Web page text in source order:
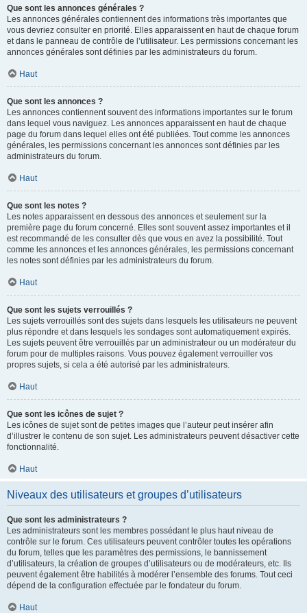
Que sont les annonces générales ?
Les annonces générales contiennent des informations très importantes que
vous devriez consulter en priorité. Elles apparaissent en haut de chaque forum
et dans le panneau de contrôle de l’utilisateur. Les permissions concernant les
annonces générales sont définies par les administrateurs du forum.
Haut
Que sont les annonces ?
Les annonces contiennent souvent des informations importantes sur le forum
dans lequel vous naviguez. Les annonces apparaissent en haut de chaque
page du forum dans lequel elles ont été publiées. Tout comme les annonces
générales, les permissions concernant les annonces sont définies par les
administrateurs du forum.
Haut
Que sont les notes ?
Les notes apparaissent en dessous des annonces et seulement sur la
première page du forum concerné. Elles sont souvent assez importantes et il
est recommandé de les consulter dès que vous en avez la possibilité. Tout
comme les annonces et les annonces générales, les permissions concernant
les notes sont définies par les administrateurs du forum.
Haut
Que sont les sujets verrouillés ?
Les sujets verrouillés sont des sujets dans lesquels les utilisateurs ne peuvent
plus répondre et dans lesquels les sondages sont automatiquement expirés.
Les sujets peuvent être verrouillés par un administrateur ou un modérateur du
forum pour de multiples raisons. Vous pouvez également verrouiller vos
propres sujets, si cela a été autorisé par les administrateurs.
Haut
Que sont les icônes de sujet ?
Les icônes de sujet sont de petites images que l’auteur peut insérer afin
d’illustrer le contenu de son sujet. Les administrateurs peuvent désactiver cette
fonctionnalité.
Haut
Niveaux des utilisateurs et groupes d’utilisateurs
Que sont les administrateurs ?
Les administrateurs sont les membres possédant le plus haut niveau de
contrôle sur le forum. Ces utilisateurs peuvent contrôler toutes les opérations
du forum, telles que les paramètres des permissions, le bannissement
d’utilisateurs, la création de groupes d’utilisateurs ou de modérateurs, etc. Ils
peuvent également être habilités à modérer l’ensemble des forums. Tout ceci
dépend de la configuration effectuée par le fondateur du forum.
Haut